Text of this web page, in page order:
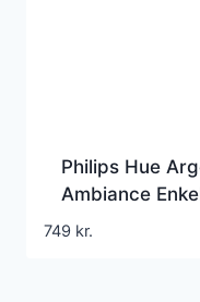
Philips Hue
Ambiance
Bluetooth
749 kr.